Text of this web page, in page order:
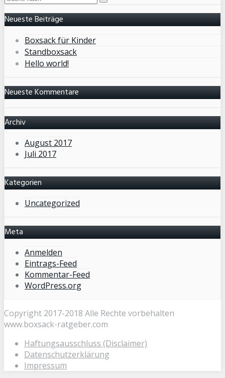
Neueste Beiträge
Boxsack für Kinder
Standboxsack
Hello world!
Neueste Kommentare
Archiv
August 2017
Juli 2017
Kategorien
Uncategorized
Meta
Anmelden
Eintrags-Feed
Kommentar-Feed
WordPress.org
Copyright 2017-2018 Alle Rechte vorbehalten
www.boxsack-ratgeber.com
Haftungsausschluss (Disclaimer)
Datenschutzerklärung
Impressum